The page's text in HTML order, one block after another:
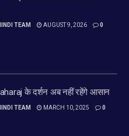
TEAM AUGUST 9, 2026 0
के दर्शन अब नहीं रहेंगे आसान
TEAM MARCH 10, 2025 0